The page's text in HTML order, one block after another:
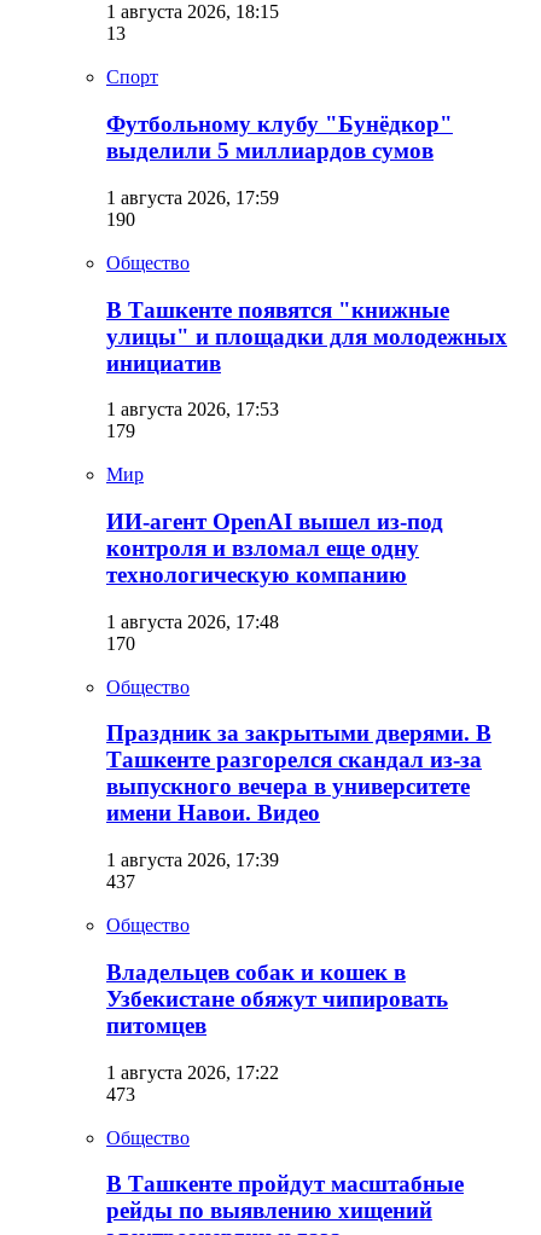
1 августа 2026, 18:15
13
Спорт
Футбольному клубу "Бунёдкор"
выделили 5 миллиардов сумов
1 августа 2026, 17:59
190
Общество
В Ташкенте появятся "книжные
улицы" и площадки для молодежных
инициатив
1 августа 2026, 17:53
179
Мир
ИИ-агент OpenAI вышел из-под
контроля и взломал еще одну
технологическую компанию
1 августа 2026, 17:48
170
Общество
Праздник за закрытыми дверями. В
Ташкенте разгорелся скандал из-за
выпускного вечера в университете
имени Навои. Видео
1 августа 2026, 17:39
437
Общество
Владельцев собак и кошек в
Узбекистане обяжут чипировать
питомцев
1 августа 2026, 17:22
473
Общество
В Ташкенте пройдут масштабные
рейды по выявлению хищений